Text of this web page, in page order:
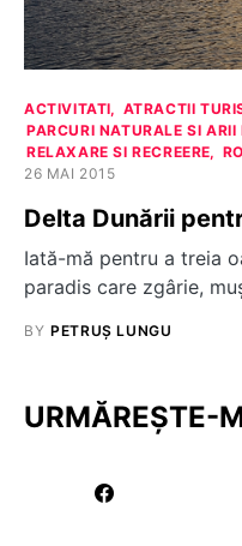
ACTIVITATI ATRACTII
PARCURI NATURALE SI ARII
RELAXARE SI RECREERE
26 MAI 2015
Delta Dunării
Iată-mă pentru a treia
paradis care zgârie,
BY PETRUȘ LUNGU
URMĂREȘTE-